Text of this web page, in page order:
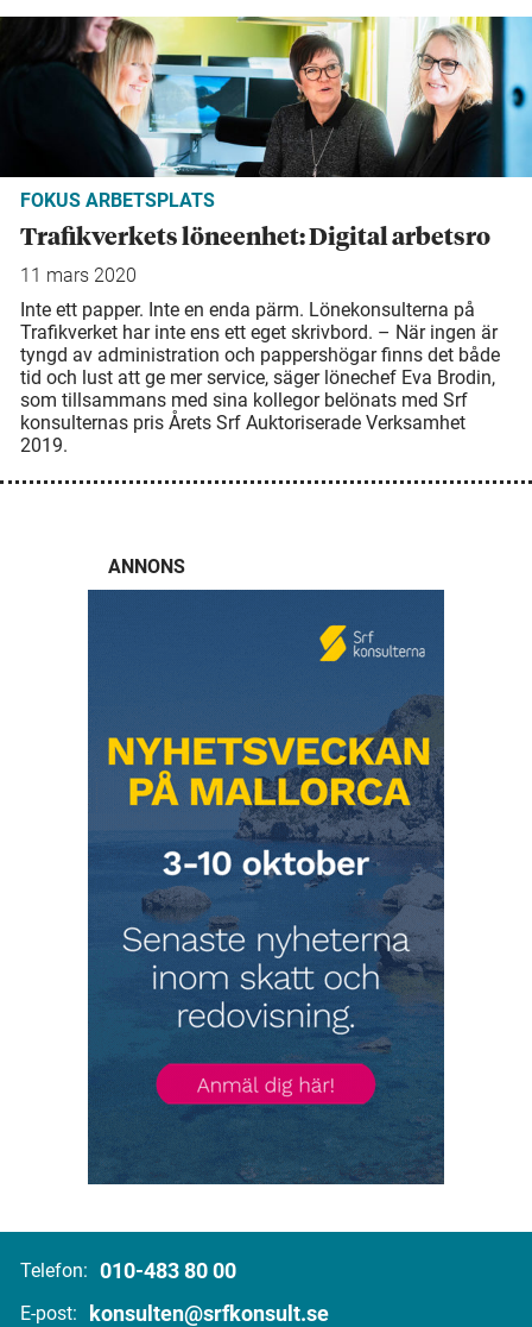
FOKUS ARBETSPLATS
Trafikverkets löneenhet: Digital arbetsro
11 mars 2020
Inte ett papper. Inte en enda pärm. Lönekonsulterna på
Trafikverket har inte ens ett eget skrivbord. – När ingen är
tyngd av administration och pappershögar finns det både
tid och lust att ge mer service, säger lönechef Eva Brodin,
som tillsammans med sina kollegor belönats med Srf
konsulternas pris Årets Srf Auktoriserade Verksamhet
2019.
ANNONS
Telefon: 010-483 80 00
E-post: konsulten@srfkonsult.se